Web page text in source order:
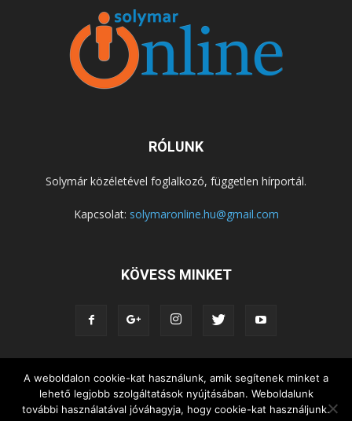
RÓLUNK
Solymár közéletével foglalkozó, független hírportál.
Kapcsolat: solymaronline.hu@gmail.com
KÖVESS MINKET
KÖZÉLET KÖZÖSSÉGEK
SZABADIDŐ
NEMZETISÉG, HELYTÖRTÉNET
RIPORTOK
KÖZÉRDEKŰ INFORMÁCIÓK
A weboldalon cookie-kat használunk, amik segítenek minket a
lehető legjobb szolgáltatások nyújtásában. Weboldalunk
további használatával jóváhagyja, hogy cookie-kat használjunk.